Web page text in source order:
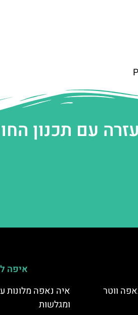
עזרה עם תכנון
ווטר
איפה
איה נאפה מלונות
ומגלשות